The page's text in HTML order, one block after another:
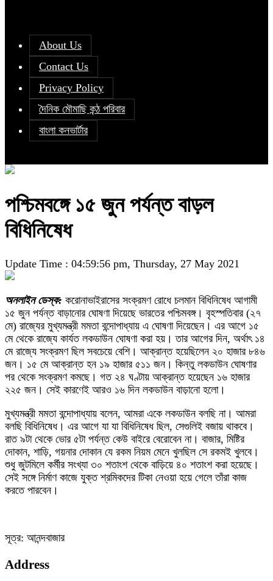
About Us
Contact Us
Privacy Policy
দৈনিক মৌমাছি কন্ঠ পরিবার
বাংলা কনভার্টার
পশ্চিমবঙ্গে ১৫ জুন পর্যন্ত বাড়ল
বিধিনিষেধ
Update Time : 04:59:56 pm, Thursday, 27 May 2021
অনলাইন ডেস্ক: করোনাভাইরাসের সংক্রমণ রোধে চলমান বিধিনিষেধ আগামী
১৫ জুন পর্যন্ত বাড়ানোর ঘোষণা দিয়েছে ভারতের পশ্চিমবঙ্গ। বৃহস্পতিবার (২৭
মে) রাজ্যের মুখ্যমন্ত্রী মমতা বন্দোপাধ্যায় এ ঘোষণা দিয়েছেন। এর আগে ১৫
মে থেকে রাজ্যে কার্যত লকডাউন ঘোষণা করা হয়। তার আগের দিন, অর্থাৎ ১৪
মে রাজ্যে সংক্রমণ ছিল সবচেয়ে বেশি। আক্রান্ত হয়েছিলেন ২০ হাজার ৮৪৬
জন। ১৫ মে আক্রান্ত হন ১৯ হাজার ৫১১ জন। কিন্তু লকডাউন ঘোষণার
পর থেকে সংক্রমণ কমছে। গত ২৪ ঘণ্টায় আক্রান্ত হয়েছেন ১৬ হাজার
২২৫ জন। সেই কারণেই আরও ১৬ দিন লকডাউন বাড়ানো হলো।
মুখ্যমন্ত্রী মমতা বন্দোপাধ্যায় বলেন, আমরা একে লকডাউন বলছি না। আমরা
বলছি বিধিনিষেধ। এর আগে যা যা বিধিনিষেধ ছিল, সেগুলিই বজায় থাকবে।
রাত ৯টা থেকে ভোর ৫টা পর্যন্ত কেউ বাইরে বেরোবেন না। বাজার, মিষ্টির
দোকান, শাড়ি, গয়নার দোকান যে রকম নিয়ম মেনে খুলছিল সে রকমই খুলবে।
শুধু জুটমিলে কর্মীর সংখ্যা ৩০ শতাংশ থেকে বাড়িয়ে ৪০ শতাংশ করা হয়েছে।
সেই সঙ্গে নির্মাণ কাজে যুক্ত শ্রমিকদের টিকা নেওয়া হয়ে গেলে তাঁরা কাজ
করতে পারবেন।
সূত্র: আনন্দবাজার
Address